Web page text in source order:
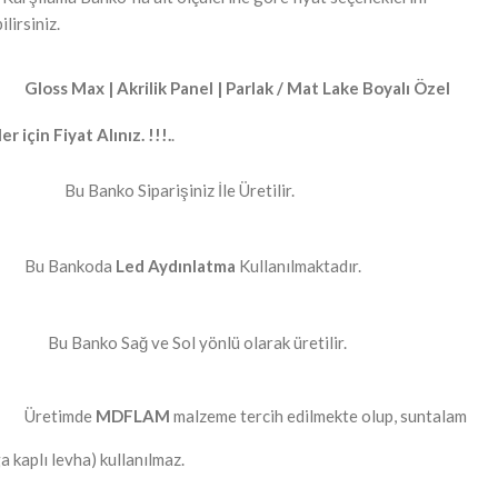
Gloss Max | Akrilik Panel | Parlak / Mat Lake Boyalı Özel
için Fiyat Alınız. !!!..
Bu Banko Siparişiniz İle Üretilir.
Bu Bankoda Led Aydınlatma Kullanılmaktadır.
Bu Banko Sağ ve Sol yönlü olarak üretilir.
Üretimde MDFLAM malzeme tercih edilmekte olup, suntalam
kaplı levha) kullanılmaz.